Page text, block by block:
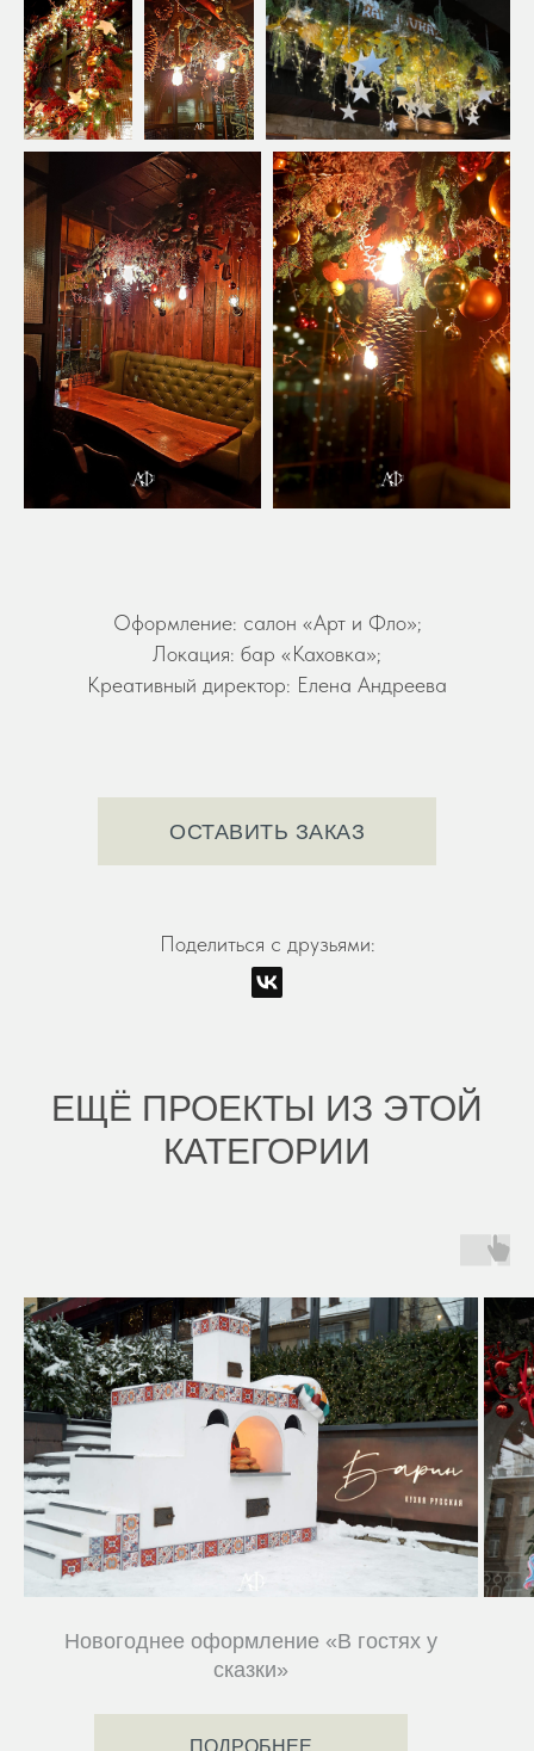
Оформление: салон «Арт и Фло»;
Локация: бар «Каховка»;
Креативный директор: Елена Андреева
ОСТАВИТЬ ЗАКАЗ
Поделиться с друзьями:
ЕЩЁ ПРОЕКТЫ ИЗ ЭТОЙ
КАТЕГОРИИ
Новогоднее оформление «В гостях у
сказки»